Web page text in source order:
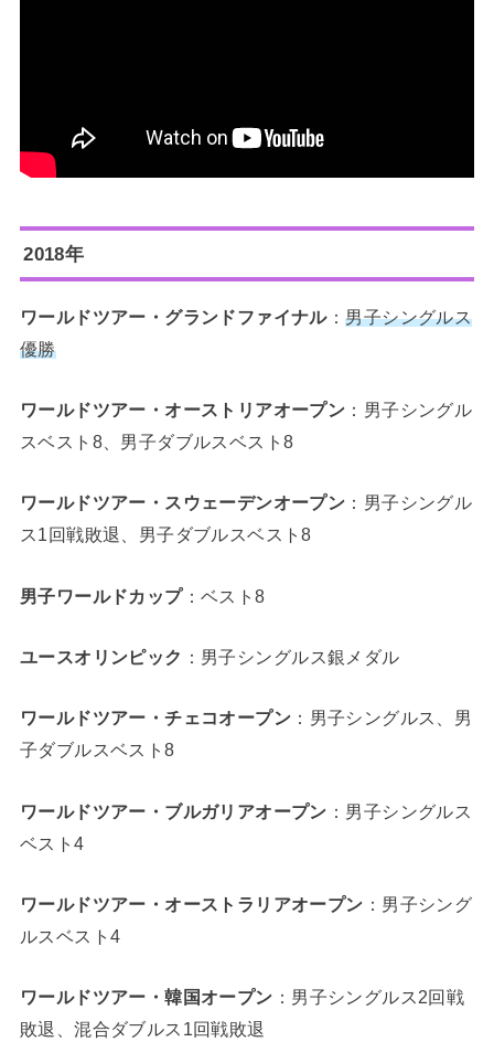
2018年
ワールドツアー・グランドファイナル：男子シングルス
優勝
ワールドツアー・オーストリアオープン ：男子シングル
スベスト8、男子ダブルスベスト8
ワールドツアー・スウェーデンオープン ：男子シングル
ス1回戦敗退、男子ダブルスベスト8
男子ワールドカップ：ベスト8
ユースオリンピック ：男子シングルス銀メダル
ワールドツアー・チェコオープン ：男子シングルス、男
子ダブルスベスト8
ワールドツアー・ブルガリアオープン ：男子シングルス
ベスト4
ワールドツアー・オーストラリアオープン ：男子シング
ルスベスト4
ワールドツアー・韓国オープン ：男子シングルス2回戦
敗退、混合ダブルス1回戦敗退